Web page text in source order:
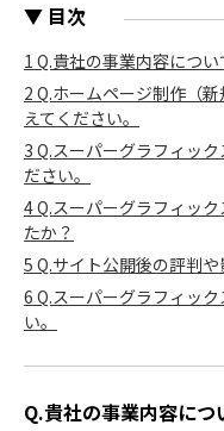
▼ 目次
1 Q.貴社の事業内容につい
2 Q.ホームページ制作（
えてください。
3 Q.スーパーグラフィッ
ださい。
4Q.スーパーグラフィッ
たか？
5 Q.サイト公開後の評判
6 Q.スーパーグラフィッ
い。
Q.貴社の事業内容につ